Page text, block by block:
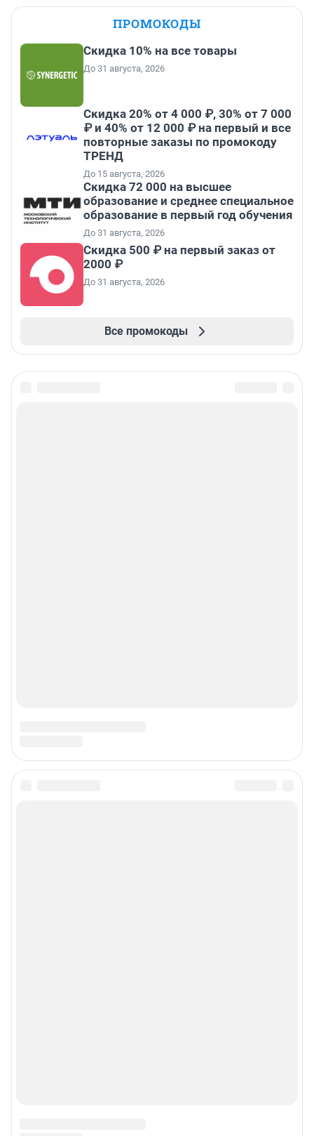
ПРОМОКОДЫ
Скидка 10% на все товары
До 31 августа, 2026
Скидка 20% от 4 000 ₽, 30% от 7 000
₽ и 40% от 12 000 ₽ на первый и все
повторные заказы по промокоду
ТРЕНД
До 15 августа, 2026
Скидка 72 000 на высшее
образование и среднее специальное
образование в первый год обучения
До 31 августа, 2026
Скидка 500 ₽ на первый заказ от
2000 ₽
До 31 августа, 2026
Все промокоды